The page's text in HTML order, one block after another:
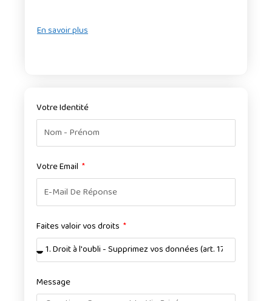
En savoir plus
Votre Identité
Votre Email
Faites valoir vos droits
Message